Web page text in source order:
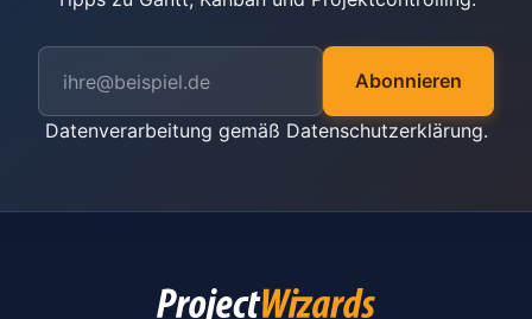
Abonnieren
Datenverarbeitung gemäß Datenschutzerklärung.